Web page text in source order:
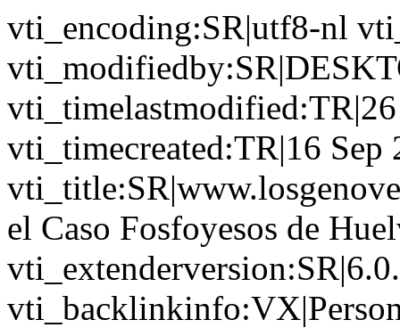
vti_encoding:SR|utf8-nl
vti_timecreated:TR|16
el Caso Fosfoyesos de